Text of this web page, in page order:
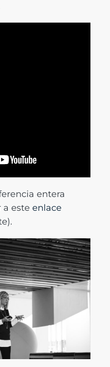
entera
a este enlace